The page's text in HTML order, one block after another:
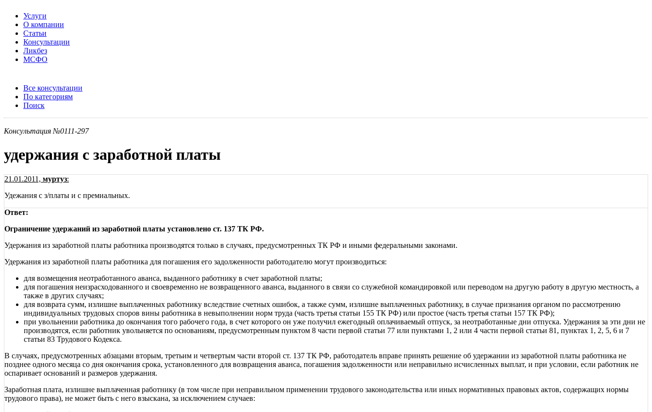
Услуги
О компании
Статьи
Консультации
Ликбез
МСФО
Все консультации
По категориям
Поиск
Консультация №0111-297
удержания с заработной платы
21.01.2011, муртуз:
Удежания с з/платы и с премиальных.
Ответ:
Ограничение удержаний из заработной платы установлено ст. 137 ТК РФ.
Удержания из заработной платы работника производятся только в случаях, предусмотренных ТК РФ и иными федеральными законами.
Удержания из заработной платы работника для погашения его задолженности работодателю могут производиться:
для возмещения неотработанного аванса, выданного работнику в счет заработной платы;
для погашения неизрасходованного и своевременно не возвращенного аванса, выданного в связи со служебной командировкой или переводом на другую работу в другую местность, а
также в других случаях;
для возврата сумм, излишне выплаченных работнику вследствие счетных ошибок, а также сумм, излишне выплаченных работнику, в случае признания органом по рассмотрению
индивидуальных трудовых споров вины работника в невыполнении норм труда (часть третья статьи 155 ТК РФ) или простое (часть третья статьи 157 ТК РФ);
при увольнении работника до окончания того рабочего года, в счет которого он уже получил ежегодный оплачиваемый отпуск, за неотработанные дни отпуска. Удержания за эти дни не
производятся, если работник увольняется по основаниям, предусмотренным пунктом 8 части первой статьи 77 или пунктами 1, 2 или 4 части первой статьи 81, пунктах 1, 2, 5, 6 и 7
статьи 83 Трудового Кодекса.
В случаях, предусмотренных абзацами вторым, третьим и четвертым части второй ст. 137 ТК РФ, работодатель вправе принять решение об удержании из заработной платы работника не
позднее одного месяца со дня окончания срока, установленного для возвращения аванса, погашения задолженности или неправильно исчисленных выплат, и при условии, если работник не
оспаривает оснований и размеров удержания.
Заработная плата, излишне выплаченная работнику (в том числе при неправильном применении трудового законодательства или иных нормативных правовых актов, содержащих нормы
трудового права), не может быть с него взыскана, за исключением случаев: